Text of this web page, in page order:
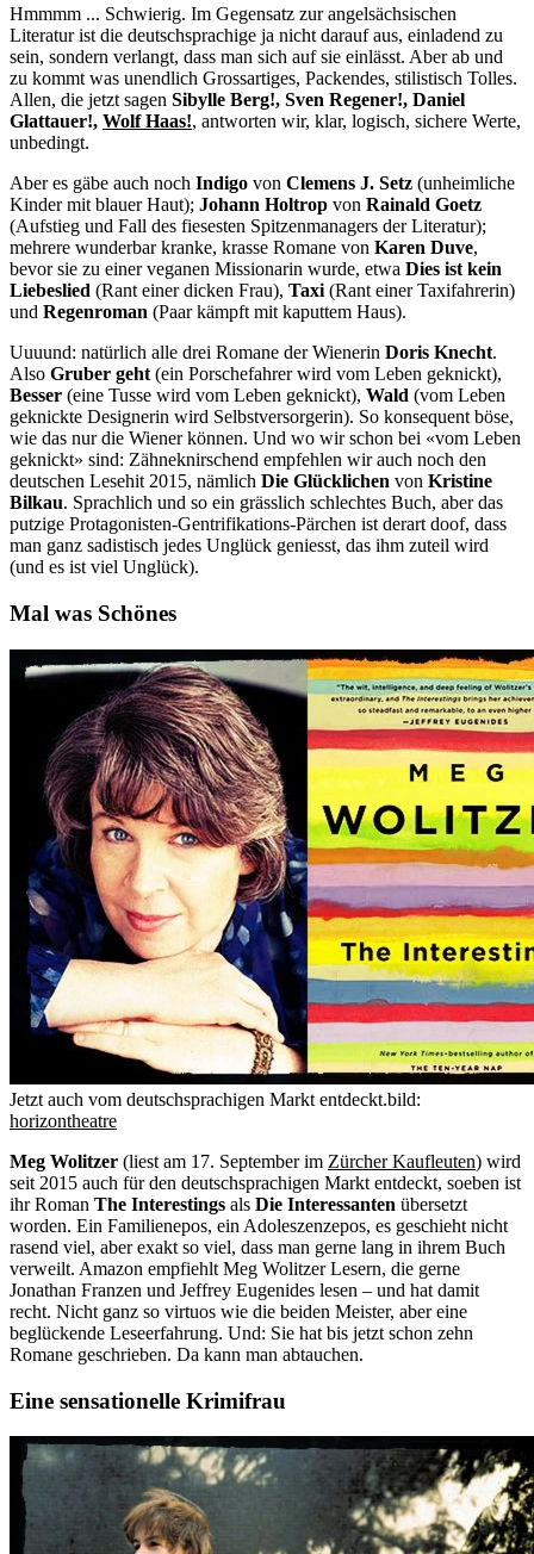
Hmmmm ... Schwierig. Im Gegensatz zur angelsächsischen
Literatur ist die deutschsprachige ja nicht darauf aus, einladend zu
sein, sondern verlangt, dass man sich auf sie einlässt. Aber ab und
zu kommt was unendlich Grossartiges, Packendes, stilistisch Tolles.
Allen, die jetzt sagen Sibylle Berg!, Sven Regener!, Daniel
Glattauer!, Wolf Haas!, antworten wir, klar, logisch, sichere Werte,
unbedingt.
Aber es gäbe auch noch Indigo von Clemens J. Setz (unheimliche
Kinder mit blauer Haut); Johann Holtrop von Rainald Goetz
(Aufstieg und Fall des fiesesten Spitzenmanagers der Literatur);
mehrere wunderbar kranke, krasse Romane von Karen Duve,
bevor sie zu einer veganen Missionarin wurde, etwa Dies ist kein
Liebeslied (Rant einer dicken Frau), Taxi (Rant einer Taxifahrerin)
und Regenroman (Paar kämpft mit kaputtem Haus).
Uuuund: natürlich alle drei Romane der Wienerin Doris Knecht.
Also Gruber geht (ein Porschefahrer wird vom Leben geknickt),
Besser (eine Tusse wird vom Leben geknickt), Wald (vom Leben
geknickte Designerin wird Selbstversorgerin). So konsequent böse,
wie das nur die Wiener können. Und wo wir schon bei «vom Leben
geknickt» sind: Zähneknirschend empfehlen wir auch noch den
deutschen Lesehit 2015, nämlich Die Glücklichen von Kristine
Bilkau. Sprachlich und so ein grässlich schlechtes Buch, aber das
putzige Protagonisten-Gentrifikations-Pärchen ist derart doof, dass
man ganz sadistisch jedes Unglück geniesst, das ihm zuteil wird
(und es ist viel Unglück).
Mal was Schönes
Jetzt auch vom deutschsprachigen Markt entdeckt.bild:
horizontheatre
Meg Wolitzer (liest am 17. September im Zürcher Kaufleuten) wird
seit 2015 auch für den deutschsprachigen Markt entdeckt, soeben ist
ihr Roman The Interestings als Die Interessanten übersetzt
worden. Ein Familienepos, ein Adoleszenzepos, es geschieht nicht
rasend viel, aber exakt so viel, dass man gerne lang in ihrem Buch
verweilt. Amazon empfiehlt Meg Wolitzer Lesern, die gerne
Jonathan Franzen und Jeffrey Eugenides lesen – und hat damit
recht. Nicht ganz so virtuos wie die beiden Meister, aber eine
beglückende Leseerfahrung. Und: Sie hat bis jetzt schon zehn
Romane geschrieben. Da kann man abtauchen.
Eine sensationelle Krimifrau